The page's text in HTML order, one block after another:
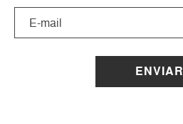
ENVIAR